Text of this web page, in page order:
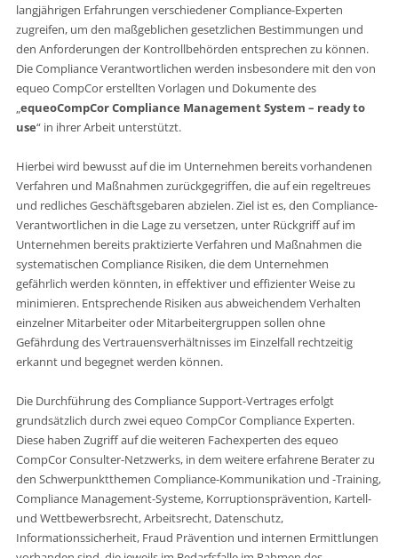
langjährigen Erfahrungen verschiedener Compliance-Experten
zugreifen, um den maßgeblichen gesetzlichen Bestimmungen und
den Anforderungen der Kontrollbehörden entsprechen zu können.
Die Compliance Verantwortlichen werden insbesondere mit den von
equeo CompCor erstellten Vorlagen und Dokumente des
equeoCompCor Compliance Management System – ready to
use“ in ihrer Arbeit unterstützt.
Hierbei wird bewusst auf die im Unternehmen bereits vorhandenen
Verfahren und Maßnahmen zurückgegriffen, die auf ein regeltreues
und redliches Geschäftsgebaren abzielen. Ziel ist es, den Compliance-
Verantwortlichen in die Lage zu versetzen, unter Rückgriff auf im
Unternehmen bereits praktizierte Verfahren und Maßnahmen die
systematischen Compliance Risiken, die dem Unternehmen
gefährlich werden könnten, in effektiver und effizienter Weise zu
minimieren. Entsprechende Risiken aus abweichendem Verhalten
einzelner Mitarbeiter oder Mitarbeitergruppen sollen ohne
Gefährdung des Vertrauensverhältnisses im Einzelfall rechtzeitig
erkannt und begegnet werden können.
Die Durchführung des Compliance Support-Vertrages erfolgt
grundsätzlich durch zwei equeo CompCor Compliance Experten.
Diese haben Zugriff auf die weiteren Fachexperten des equeo
CompCor Consulter-Netzwerks, in dem weitere erfahrene Berater zu
den Schwerpunktthemen Compliance-Kommunikation und -Training,
Compliance Management-Systeme, Korruptionsprävention, Kartell-
und Wettbewerbsrecht, Arbeitsrecht, Datenschutz,
Informationssicherheit, Fraud Prävention und internen Ermittlungen